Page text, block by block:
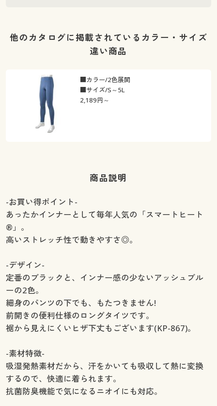
他のカタログに掲載されているカラー・サイズ
違い商品
2,189円～
■カラー/2色展開
■サイズ/S～5L
商品説明
-お買い得ポイント-
あったかインナーとして毎年人気の「スマートヒート
®」。
高いストレッチ性で動きやすさ◎。
-デザイン-
定番のブラックと、インナー感の少ないアッシュブル
ーの2色。
細身のパンツの下でも、もたつきません!
前開きの便利仕様のロングタイツです。
裾から見えにくいヒザ下丈もございます(KP-867)。
-素材特徴-
吸湿発熱素材だから、汗をかいても吸収して熱に変換
するので、快適に着られます。
抗菌防臭機能で気になるニオイにも対応。